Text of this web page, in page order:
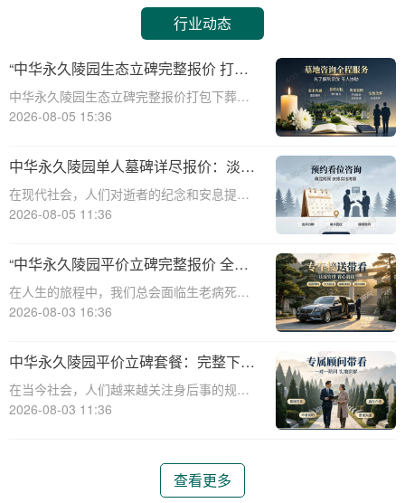
行业动态
“中华永久陵园生态立碑完整报价 打包
下葬服务同步享折扣：全方位福利解析
与专属优惠”
中华永久陵园生态立碑完整报价打包下葬服
务同步享折扣：全方位福利解析与专属优惠
社会，人们对生命的尊重和对逝者的缅怀方
式有了更多的选择。中华永久陵园作
2026-08-05 15:36
中华永久陵园单人墓碑详尽报价：淡季
订购享数千元优惠
在现代社会，人们对逝者的纪念和安息提出
了更高的要求。作为国内知名的陵园品牌，
足不同客户的需求。本文将详细介绍中华永
久陵园多款单人墓碑的报价详情，并解读淡
季下单直降
2026-08-05 11:36
“中华永久陵园平价立碑完整报价 全套
下葬流程打包降价”
在人生的旅程中，我们总会面临生老病死的
自然规律。当我们的亲人或挚爱离去，如何
面对的重要课题。中华永久陵园作为一家专
业的陵园服务机构，致力于为家属提供平
价、便捷的立
2026-08-03 16:36
中华永久陵园平价立碑套餐：完整下葬
流程打包优惠咨询指南
在当今社会，人们越来越关注身后事的规划
与安排。作为国内知名的陵园品牌，中华永
将围绕中华永久陵园平价立碑的详细报价、
2026-08-03 11:36
查看更多